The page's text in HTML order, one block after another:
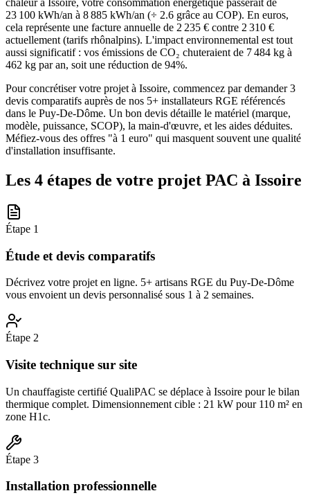
chaleur à Issoire, votre consommation énergétique passerait de
23 100 kWh/an à 8 885 kWh/an (÷ 2.6 grâce au COP). En euros,
cela représente une facture annuelle de 2 235 € contre 2 310 €
actuellement (tarifs rhônalpins). L'impact environnemental est tout
aussi significatif : vos émissions de CO₂ chuteraient de 7 484 kg à
462 kg par an, soit une réduction de 94%.
Pour concrétiser votre projet à Issoire, commencez par demander 3
devis comparatifs auprès de nos 5+ installateurs RGE référencés
dans le Puy-De-Dôme. Un bon devis détaille le matériel (marque,
modèle, puissance, SCOP), la main-d'œuvre, et les aides déduites.
Méfiez-vous des offres "à 1 euro" qui masquent souvent une qualité
d'installation insuffisante.
Les 4 étapes de votre projet PAC à Issoire
Étape 1
Étude et devis comparatifs
Décrivez votre projet en ligne. 5+ artisans RGE du Puy-De-Dôme
vous envoient un devis personnalisé sous 1 à 2 semaines.
Étape 2
Visite technique sur site
Un chauffagiste certifié QualiPAC se déplace à Issoire pour le bilan
thermique complet. Dimensionnement cible : 21 kW pour 110 m² en
zone H1c.
Étape 3
Installation professionnelle